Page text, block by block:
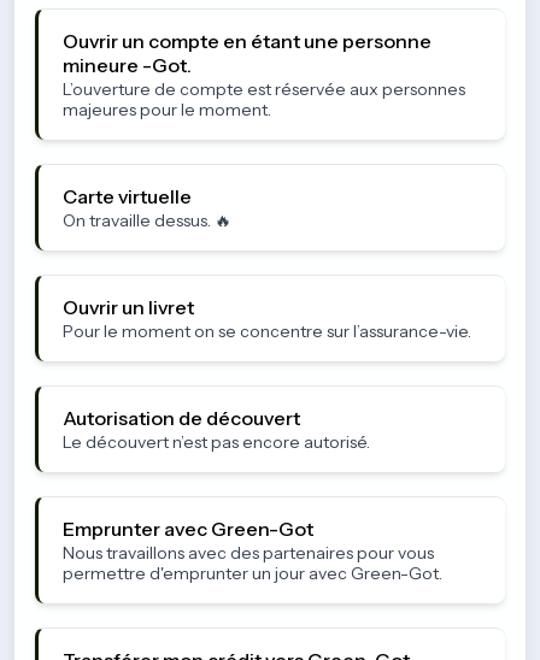
Ouvrir un compte en étant une personne
mineure -Got.
L’ouverture de compte est réservée aux personnes
majeures pour le moment.
Carte virtuelle
On travaille dessus. 🔥
Ouvrir un livret
Pour le moment on se concentre sur l’assurance-vie.
Autorisation de découvert
Le découvert n’est pas encore autorisé.
Emprunter avec Green-Got
Nous travaillons avec des partenaires pour vous
permettre d'emprunter un jour avec Green-Got.